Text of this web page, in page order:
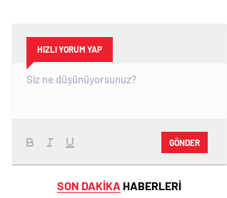
HIZLI YORUM YAP
GÖNDER
SON DAKİKA HABERLERİ